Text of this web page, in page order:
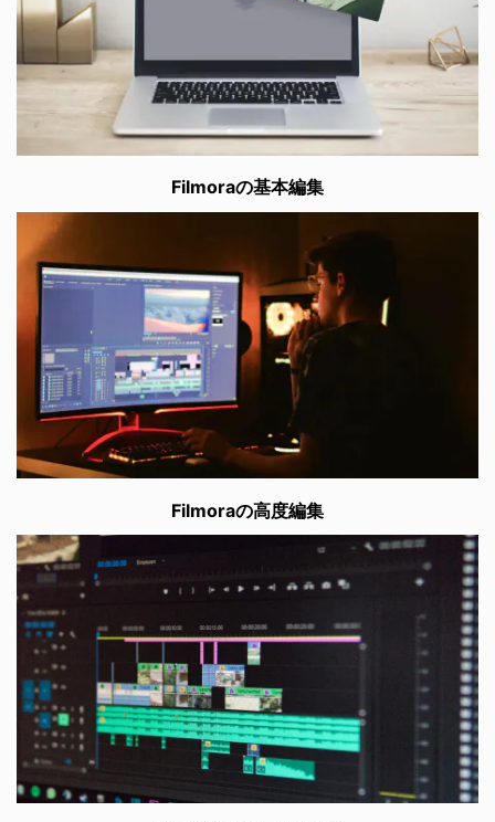
Filmoraの基本編集
Filmoraの高度編集